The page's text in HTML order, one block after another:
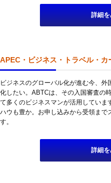
詳細
APEC・ビジネス・トラベル・カ
ビジネスのグローバル化が進む今、
化したい。ABTCは、その入国審査の
て多くのビジネスマンが活用していま
ハウも豊か。お申し込みから受領まで
す。
詳細